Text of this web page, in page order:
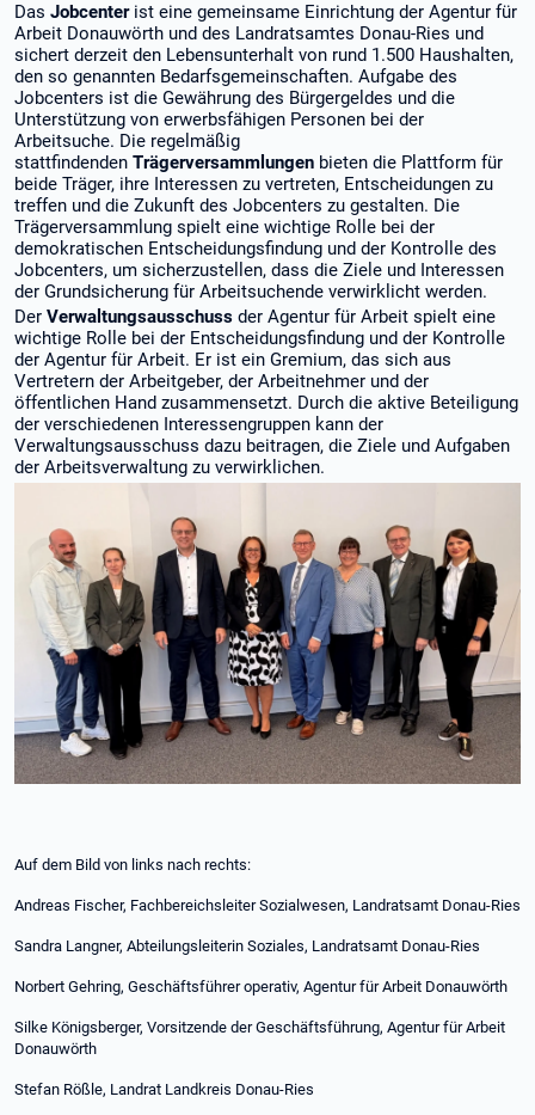
Das Jobcenterist eine gemeinsame Einrichtung der Agentur für
Arbeit Donauwörth und des Landratsamtes Donau-Ries und
sichert derzeit den Lebensunterhalt von rund 1.500 Haushalten,
den so genannten Bedarfsgemeinschaften. Aufgabe des
Jobcenters ist die Gewährung des Bürgergeldes und die
Unterstützung von erwerbsfähigen Personen bei der
Arbeitsuche. Die regelmäßig
stattfindenden Trägerversammlungen bieten die Plattform für
beide Träger, ihre Interessen zu vertreten, Entscheidungen zu
treffen und die Zukunft des Jobcenters zu gestalten. Die
Trägerversammlung spielt eine wichtige Rolle bei der
demokratischen Entscheidungsfindung und der Kontrolle des
Jobcenters, um sicherzustellen, dass die Ziele und Interessen
der Grundsicherung für Arbeitsuchende verwirklicht werden.
Der Verwaltungsausschuss der Agentur für Arbeit spielt eine
wichtige Rolle bei der Entscheidungsfindung und der Kontrolle
der Agentur für Arbeit. Er ist ein Gremium, das sich aus
Vertretern der Arbeitgeber, der Arbeitnehmer und der
öffentlichen Hand zusammensetzt. Durch die aktive Beteiligung
der verschiedenen Interessengruppen kann der
Verwaltungsausschuss dazu beitragen, die Ziele und Aufgaben
der Arbeitsverwaltung zu verwirklichen.
Auf dem Bild von links nach rechts:
Andreas Fischer, Fachbereichsleiter Sozialwesen, Landratsamt Donau-Ries
Sandra Langner, Abteilungsleiterin Soziales, Landratsamt Donau-Ries
Norbert Gehring, Geschäftsführer operativ, Agentur für Arbeit Donauwörth
Silke Königsberger, Vorsitzende der Geschäftsführung, Agentur für Arbeit
Donauwörth
Stefan Rößle, Landrat Landkreis Donau-Ries